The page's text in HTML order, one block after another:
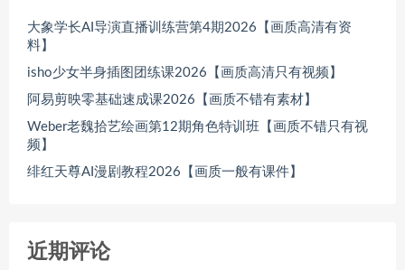
大象学长AI导演直播训练营第4期2026【画质高清有资
料】
isho少女半身插图团练课2026【画质高清只有视频】
阿易剪映零基础速成课2026【画质不错有素材】
Weber老魏拾艺绘画第12期角色特训班【画质不错只有视
频】
绯红天尊AI漫剧教程2026【画质一般有课件】
近期评论